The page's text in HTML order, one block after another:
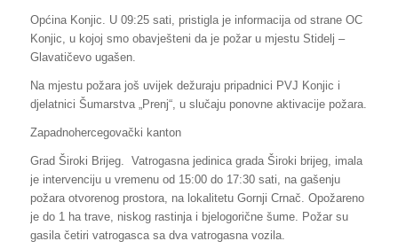
Općina Konjic. U 09:25 sati, pristigla je informacija od strane OC
Konjic, u kojoj smo obavješteni da je požar u mjestu Stidelj –
Glavatičevo ugašen.
Na mjestu požara još uvijek dežuraju pripadnici PVJ Konjic i
djelatnici Šumarstva „Prenj“, u slučaju ponovne aktivacije požara.
Zapadnohercegovački kanton
Grad Široki Brijeg. Vatrogasna jedinica grada Široki brijeg, imala
je intervenciju u vremenu od 15:00 do 17:30 sati, na gašenju
požara otvorenog prostora, na lokalitetu Gornji Crnač. Opožareno
je do 1 ha trave, niskog rastinja i bjelogorične šume. Požar su
gasila četiri vatrogasca sa dva vatrogasna vozila.